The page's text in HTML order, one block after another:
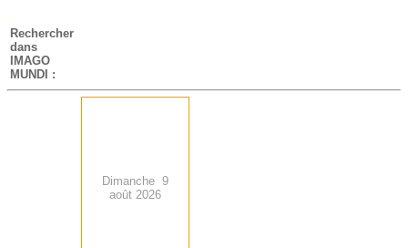
-
Rechercher
dans
IMAGO
MUNDI :
Dimanche 9
août 2026